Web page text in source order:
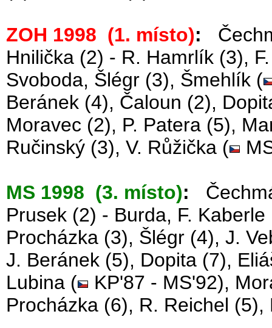
ZOH 1998 (1. místo):
Hnilička (2) - R. Hamrlík (3),
Svoboda, Šlégr (3), Šmehlík (
Beránek (4), Čaloun (2),
Moravec (2), P. Patera (5),
Ručinský (3), V. Růžička (
MS 1998 (3. místo):
Prusek (2) - Burda, F.
Procházka (3), Šlégr (4), J.
J. Beránek (5), Dopita (7),
Lubina (
KP'87 - MS'92),
Procházka (6), R. Reichel